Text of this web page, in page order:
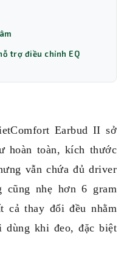
trợ điều chỉnh EQ
Earbud II sở
hoàn toàn, kích thước
vẫn chứa đủ driver
cũng nhẹ hơn 6 gram
cả thay đổi đều nhằm
dùng khi đeo, đặc biệt